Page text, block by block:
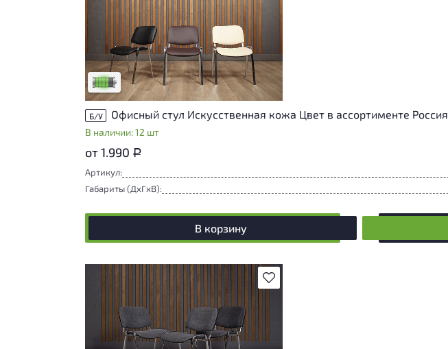
У товара присутствуют незначительные
следы эксплуатации, не влияющие на
удобство его использования
Низкая степень износа
Б/У Офисный стул Искусственная кожа Цвет в ассортименте Россия
В наличии: 12 шт
от 1.990 Р
Артикул:
Габариты (ДxГxВ):
В корзину
В избранное